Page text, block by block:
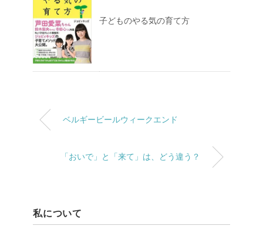
子どものやる気の育て方
ベルギービールウィークエンド
「おいで」と「来て」は、どう違う？
私について